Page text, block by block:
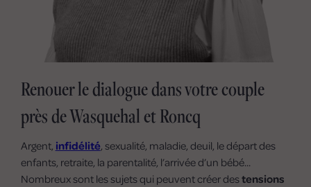
Renouer le dialogue dans votre couple
près de Wasquehal et Roncq
Argent, infidélité, sexualité, maladie, deuil, le départ des
enfants, retraite, la parentalité, l’arrivée d’un bébé...
Nombreux sont les sujets qui peuvent créer destensions